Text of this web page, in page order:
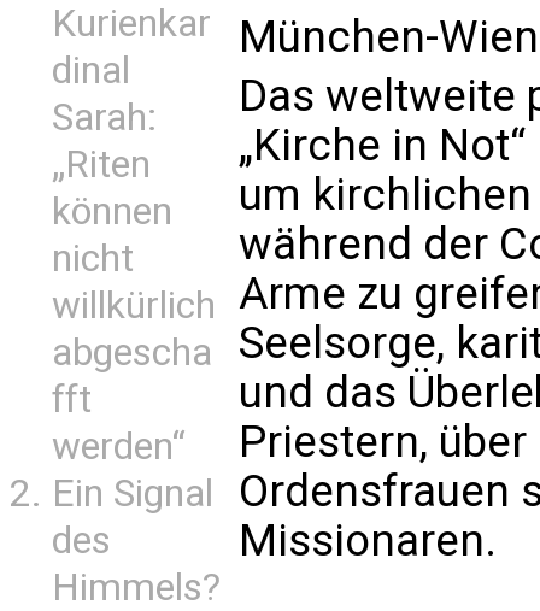
Kurienkar
dinal
Sarah:
„Riten
können
nicht
willkürlich
abgescha
fft
werden“
Ein Signal
des
Himmels?
München-
Das weltweite
„Kirche in
um
während der
Arme zu
Seelsorge,
und das
Priestern,
Ordensfrauen
Missionaren.